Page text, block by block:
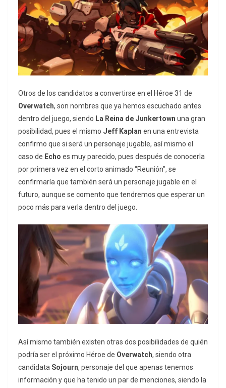
Otros de los candidatos a convertirse en el Héroe 31 de
Overwatch, son nombres que ya hemos escuchado antes
dentro del juego, siendo La Reina de Junkertown una gran
posibilidad, pues el mismo Jeff Kaplan en una entrevista
confirmo que si será un personaje jugable, así mismo el
caso de Echo es muy parecido, pues después de conocerla
por primera vez en el corto animado “Reunión”, se
confirmaría que también será un personaje jugable en el
futuro, aunque se comento que tendremos que esperar un
poco más para verla dentro del juego.
Así mismo también existen otras dos posibilidades de quién
podría ser el próximo Héroe de Overwatch, siendo otra
candidata Sojourn, personaje del que apenas tenemos
información y que ha tenido un par de menciones, siendo la